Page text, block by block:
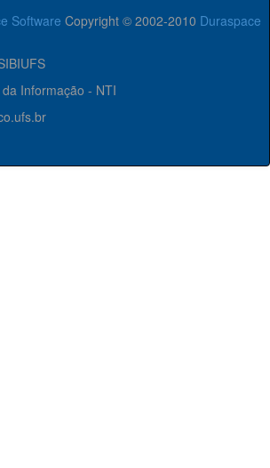
Software Copyright © 2002-2010 Duraspace
Informação - NTI